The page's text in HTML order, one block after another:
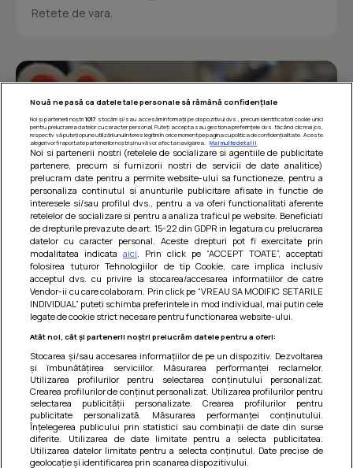
Retete de vara.
Barcute din vinete cu arpagic rosu
Un deliciu usor de preparat!
Nouă ne pasă ca datele tale personale să rămână confidențiale
Noi și partenerii noștri 1017 stocăm și/sau accesăm informații pe dispozitivul dvs., precum identificatorii cookie unici
pentru prelucrarea datelor cu caracter personal. Puteți accepta sau gestiona preferințele dvs. făcând clic mai jos,
respectiv vă puteți opune utilizării unui interes legitim în orice moment pe pagina cu politica de confidențialitate. Aceste
alegeri vor fi raportate partenerilor noștri și nu vă vor afecta navigarea.
Mai multe detalii
Noi si partenerii nostri (retelele de socializare si agentiile de publicitate
partenere, precum si furnizorii nostri de servicii de date analitice)
prelucram date pentru a permite website-ului sa functioneze, pentru a
personaliza continutul si anunturile publicitare afisate in functie de
interesele si/sau profilul dvs., pentru a va oferi functionalitati aferente
retelelor de socializare si pentru a analiza traficul pe website. Beneficiati
de drepturile prevazute de art. 15-22 din GDPR in legatura cu prelucrarea
datelor cu caracter personal. Aceste drepturi pot fi exercitate prin
modalitatea indicataaici . Prin click pe “ACCEPT TOATE”, acceptati
folosirea tuturor Tehnologiilor de tip Cookie, care implica inclusiv
acceptul dvs. cu privire la stocarea/accesarea informatiilor de catre
Vendor-ii cu care colaboram. Prin click pe “VREAU SA MODIFIC SETARILE
INDIVIDUAL” puteti schimba preferintele in mod individual, mai putin cele
legate de cookie strict necesare pentru functionarea website-ului.
Atât noi, cât și partenerii noștri prelucrăm datele pentru a oferi:
Stocarea și/sau accesarea informațiilor de pe un dispozitiv. Dezvoltarea
și îmbunătățirea serviciilor. Măsurarea performanței reclamelor.
Utilizarea profilurilor pentru selectarea conținutului personalizat.
Crearea profilurilor de conținut personalizat. Utilizarea profilurilor pentru
selectarea publicității personalizate. Crearea profilurilor pentru
publicitate personalizată. Măsurarea performanței conținutului.
Înțelegerea publicului prin statistici sau combinații de date din surse
diferite. Utilizarea de date limitate pentru a selecta publicitatea.
Utilizarea datelor limitate pentru a selecta conținutul. Date precise de
geolocație și identificarea prin scanarea dispozitivului.